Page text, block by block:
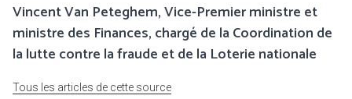
Vincent Van Peteghem, Vice-Premier ministre et
ministre des Finances, chargé de la Coordination de
la lutte contre la fraude et de la Loterie nationale
Tous les articles de cette source